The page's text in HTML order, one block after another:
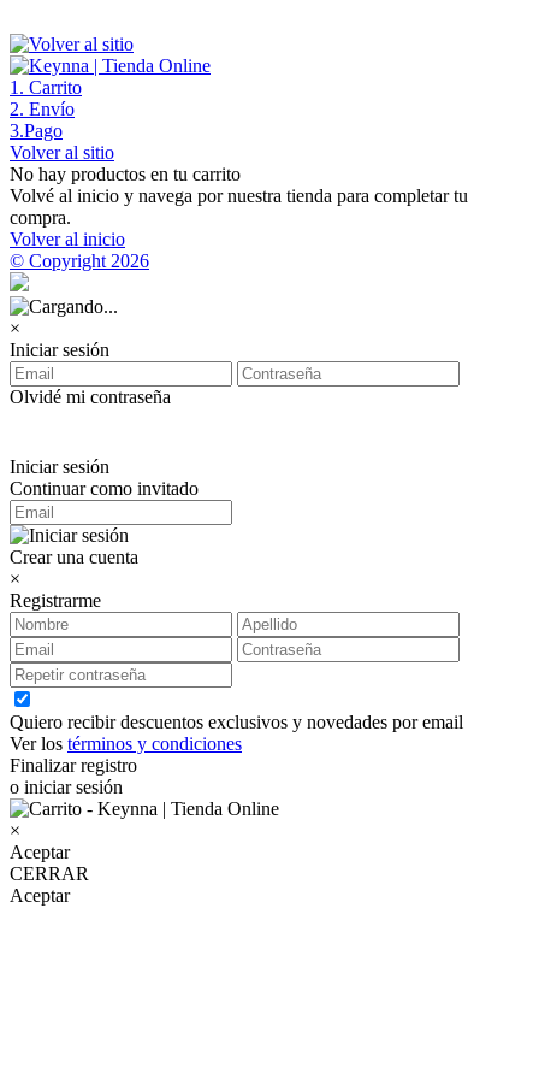
1 . Carrito
2. Envío
3.Pago
Volver al sitio
No hay productos en tu carrito
Volvé al inicio y navega por nuestra tienda para completar tu
compra.
Volver al inicio
© Copyright 2026
×
Iniciar sesión
Olvidé mi contraseña
Iniciar sesión
Continuar como invitado
Crear una cuenta
×
Registrarme
Quiero recibir descuentos exclusivos y novedades por email
Ver los términos y condiciones
Finalizar registro
o iniciar sesión
×
Aceptar
CERRAR
Aceptar